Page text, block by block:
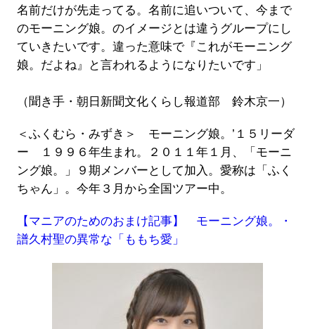
名前だけが先走ってる。名前に追いついて、今まで
のモーニング娘。のイメージとは違うグループにし
ていきたいです。違った意味で『これがモーニング
娘。だよね』と言われるようになりたいです」
（聞き手・朝日新聞文化くらし報道部 鈴木京一）
＜ふくむら・みずき＞ モーニング娘。’１５リーダ
ー １９９６年生まれ。２０１１年１月、「モーニ
ング娘。」９期メンバーとして加入。愛称は「ふく
ちゃん」。今年３月から全国ツアー中。
【マニアのためのおまけ記事】 モーニング娘。・
譜久村聖の異常な「ももち愛」